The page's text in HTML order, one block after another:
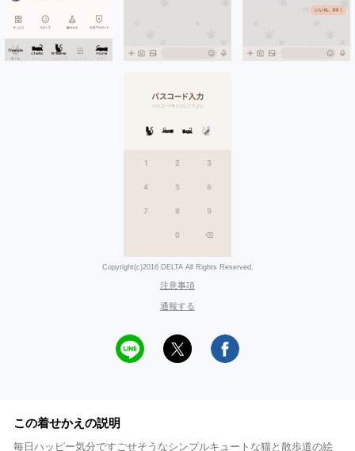
Copyright(c)2016 DELTA All Rights Reserved.
注意事項
通報する
この着せかえの説明
毎日ハッピー気分ですごせそうなシンプルキュートな猫と散歩道の絵